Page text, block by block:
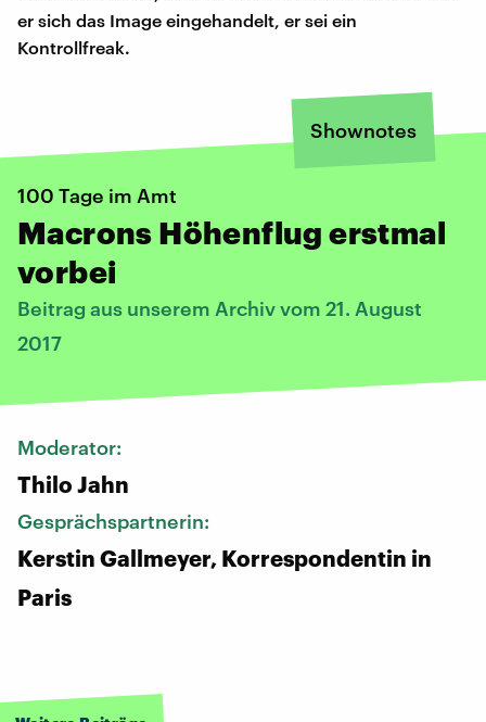
er sich das Image eingehandelt, er sei ein
Kontrollfreak.
Shownotes
100 Tage im Amt
Macrons Höhenflug erstmal
vorbei
Beitrag aus unserem Archiv vom 21. August
2017
Moderator:
Thilo Jahn
Gesprächspartnerin:
Kerstin Gallmeyer, Korrespondentin in
Paris